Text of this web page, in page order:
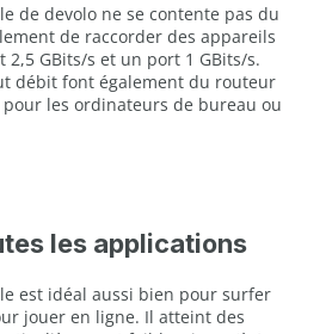
de devolo ne se contente pas du
de raccorder des appareils
GBits/s et un port 1 GBits/s.
débit font également du routeur
les ordinateurs de bureau ou
les applications
est idéal aussi bien pour surfer
jouer en ligne. Il atteint des